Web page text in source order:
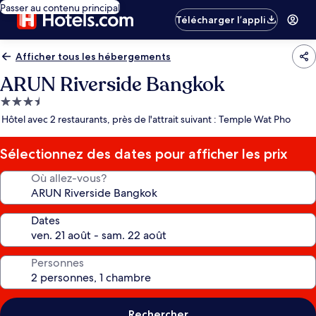
Passer au contenu principal
Télécharger l’appli
Afficher tous les hébergements
ARUN Riverside Bangkok
Hébergement
3.5 étoiles
Hôtel avec 2 restaurants, près de l'attrait suivant : Temple Wat Pho
Sélectionnez des dates pour afficher les prix
Où allez-vous?
Dates
Personnes